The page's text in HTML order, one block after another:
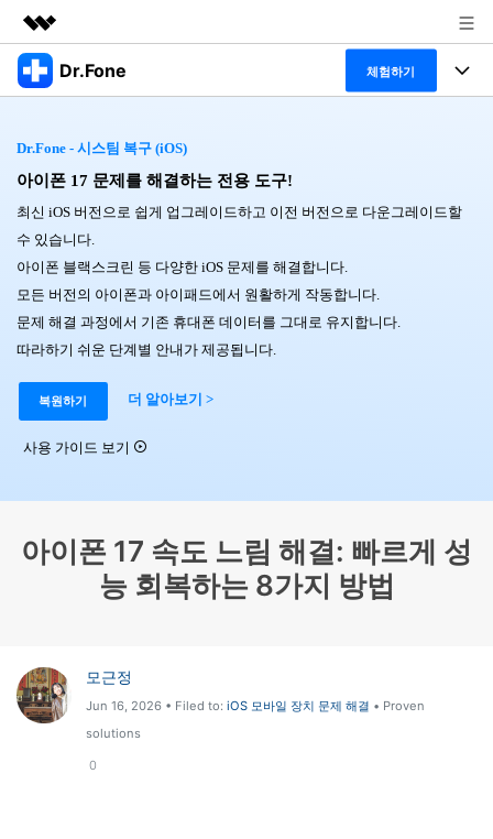
주요 제품
유틸리티
개요
회사 소개
뉴스룸
플랜 및 가격
도움말 센터
Dr.Fone 체험하기
특징
Dr.Fone Basic
폴 툴킷 보기 >
프로그램
온라인
더 보기
탐색 및 발견
닥터폰 하이라이트 살펴보기
사용 방법은 무엇입니까?
고객 지원 센터
리소스
다운로드 센터
공식 설치 파일 및 최신 버전 업데이트를 제공
리소스 허브
3,000개 이상의 사용 가이드, 전문가 팁 및 최
신 모바일 소식을 확인하세요.
고객 지원
🔓️온라인 잠금 해제
iOS26 다운그레이드
검색하기
Dr.Fone - 시스팀 복구 (iOS)
아이폰 17 문제를 해결하는 전용 도구!
최신 iOS 버전으로 쉽게 업그레이드하고 이전 버전으로 다운그레이드할
수 있습니다.
아이폰 블랙스크린 등 다양한 iOS 문제를 해결합니다.
모든 버전의 아이폰과 아이패드에서 원활하게 작동합니다.
문제 해결 과정에서 기존 휴대폰 데이터를 그대로 유지합니다.
따라하기 쉬운 단계별 안내가 제공됩니다.
복원하기 더 알아보기 >
사용 가이드 보기
아이폰 17 속도 느림 해결: 빠르게 성
능 회복하는 8가지 방법
모근정
Jun 16, 2026 • Filed to: iOS 모바일 장치 문제 해결 • Proven
solutions
0